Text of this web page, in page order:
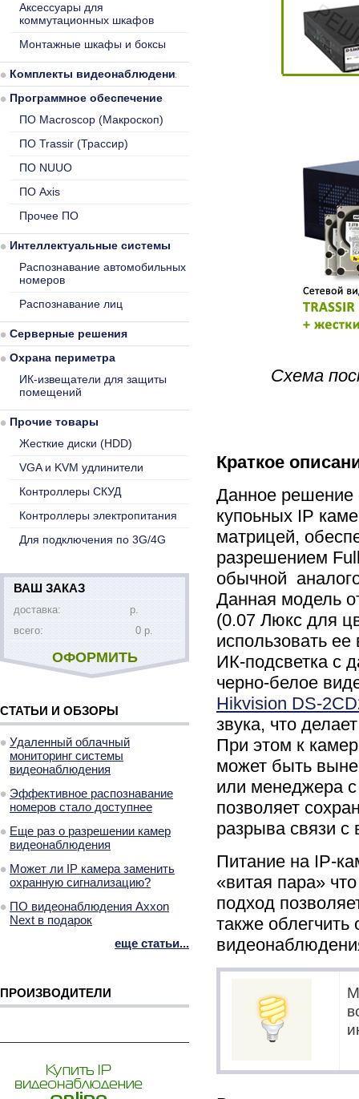
Схема
Краткое
Данное решение
купоьных IP
матрицей,
разрешением
обычной
Данная модель
(0.07 Люкс для
использовать
ИК-подсветка с
черно-белое
Hikvision DS-
звука, что
При этом к
может быть
или менеджера
позволяет
разрыва связи с
Питание на IP-
«витая пара»
подход
также
Аксессуары для
коммутационных шкафов
Монтажные шкафы и боксы
Комплекты видеонаблюдения
Программное обеспечение
ПО Macroscop (Макроскоп)
ПО Trassir (Трассир)
ПО NUUO
ПО Axis
Прочее ПО
Интеллектуальные системы
Распознавание автомобильных
номеров
Распознавание лиц
Серверные решения
Охрана периметра
ИК-извещатели для защиты
помещений
Прочие товары
Жесткие диски (HDD)
VGA и KVM удлинители
Контроллеры СКУД
Контроллеры электропитания
Для подключения по 3G/4G
ВАШ ЗАКАЗ
доставка:
р.
всего:
0 р.
ОФОРМИТЬ
СТАТЬИ И ОБЗОРЫ
Удаленный облачный
мониторинг системы
видеонаблюдения
Эффективное распознавание
номеров стало доступнее
Еще раз о разрешении камер
видеонаблюдения
Может ли IP камера заменить
охранную сигнализацию?
ПО видеонаблюдения Axxon
Next в подарок
еще статьи...
ПРОИЗВОДИТЕЛИ